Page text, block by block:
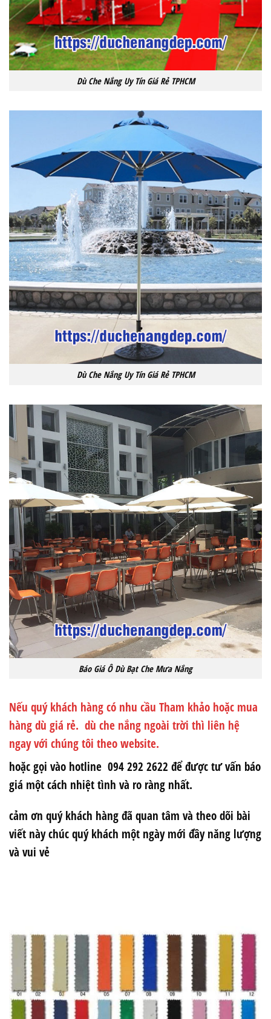
Dù Che Nắng Uy Tín Giá Rẻ TPHCM
Dù Che Nắng Uy Tín Giá Rẻ TPHCM
Báo Giá Ô Dù Bạt Che Mưa Nắng
Nếu quý khách hàng có nhu cầu Tham khảo hoặc mua
hàng dù giá rẻ. dù che nắng ngoài trời thì liên hệ
ngay với chúng tôi theo website.
hoặc gọi vào hotline 094 292 2622 để được tư vấn báo
giá một cách nhiệt tình và ro ràng nhất.
cảm ơn quý khách hàng đã quan tâm và theo dõi bài
viết này chúc quý khách một ngày mới đầy năng lượng
và vui vẻ